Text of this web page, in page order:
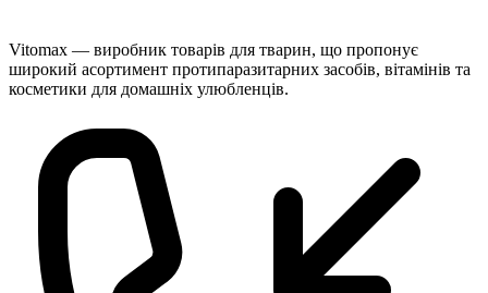
Vitomax — виробник товарів для тварин, що пропонує
широкий асортимент протипаразитарних засобів, вітамінів та
косметики для домашніх улюбленців.